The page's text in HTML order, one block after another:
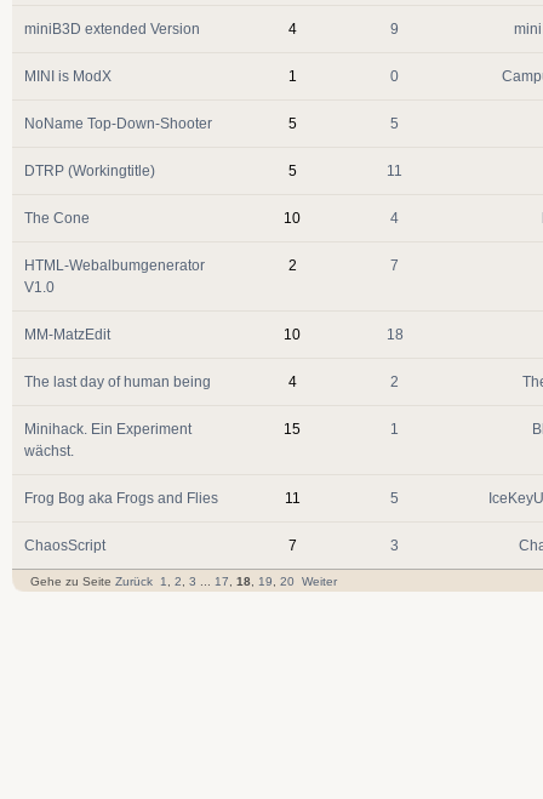
miniB3D extended Version 4 9
MINI is ModX 1 0
NoName Top-Down-Shooter 5 5
DTRP (Workingtitle) 5 11
The Cone 10 4
HTML-Webalbumgenerator
V1.0
2 7
MM-MatzEdit 10 18
The last day of human being 4 2
Minihack. Ein Experiment
wächst.
15 1
Frog Bog aka Frogs and Flies 11 5
ChaosScript 7 3
Gehe zu Seite Zurück 1, 2, 3 ... 17, 18, 19, 20 Weiter